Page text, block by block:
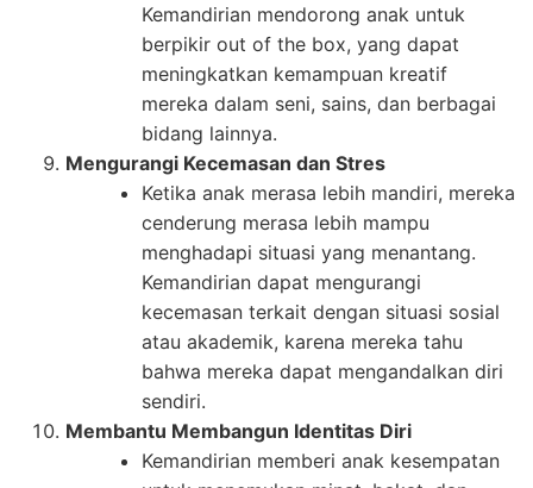
Kemandirian mendorong anak untuk
berpikir out of the box, yang dapat
meningkatkan kemampuan kreatif
mereka dalam seni, sains, dan berbagai
bidang lainnya.
Mengurangi Kecemasan dan Stres
Ketika anak merasa lebih mandiri, mereka
cenderung merasa lebih mampu
menghadapi situasi yang menantang.
Kemandirian dapat mengurangi
kecemasan terkait dengan situasi sosial
atau akademik, karena mereka tahu
bahwa mereka dapat mengandalkan diri
sendiri.
Membantu Membangun Identitas Diri
Kemandirian memberi anak kesempatan